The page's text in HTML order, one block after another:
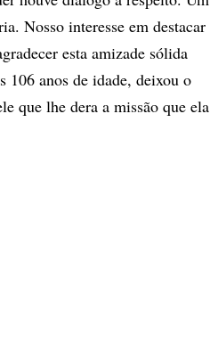
Nosso interesse em destacar
esta amizade sólida
106 anos de idade, deixou o
que lhe dera a missão que ela